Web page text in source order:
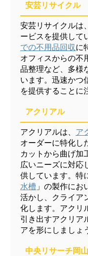
安芸リサイクル
安芸リサイクルは、
ービスを提供して
での不用品回収に
オフィスからの不
品整理など、多様
います。迅速かつ
を提供することに
アクリアル
アクリアルは、 ア
オーダーに特化し
カットから曲げ加
広いニーズに対応
供しています。特
水槽 」の製作にお
活かし、クライア
化します。アクリ
引き出すアクリア
アを形にしましょ
中央リサーチ岡山